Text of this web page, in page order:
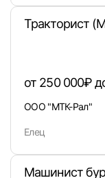
E-
Тракторист
от 250 000₽
ООО "МТК-Рал"
Елец
Машинист